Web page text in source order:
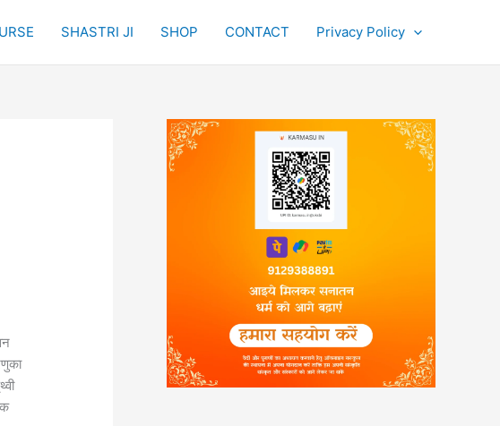
SHASTRI JI SHOP CONTACT Privacy Policy